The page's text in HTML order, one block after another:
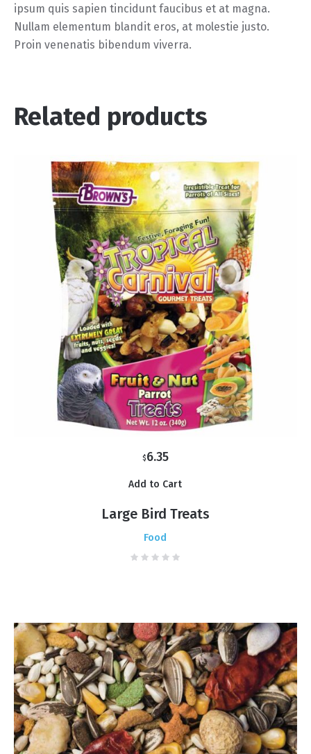
ipsum quis sapien tincidunt faucibus et at magna.
Nullam elementum blandit eros, at molestie justo.
Proin venenatis bibendum viverra.
Related products
$6.35
Add to Cart
Large Bird Treats
Food